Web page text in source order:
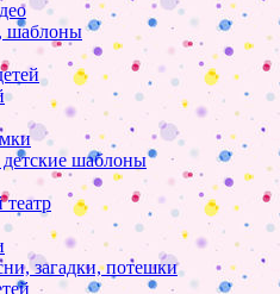
шаблоны
шаблоны
загадки, потешки